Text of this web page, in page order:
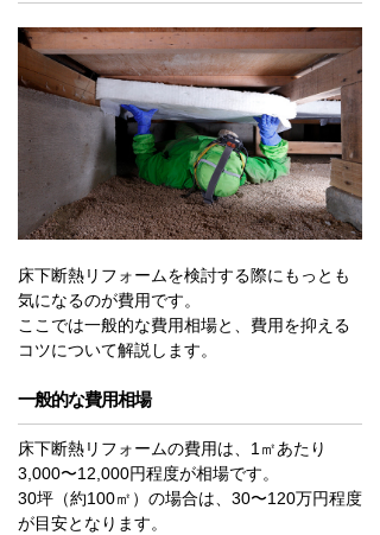
床下断熱リフォームを検討する際にもっとも
気になるのが費用です。
ここでは一般的な費用相場と、費用を抑える
コツについて解説します。
一般的な費用相場
床下断熱リフォームの費用は、1㎡あたり
3,000〜12,000円程度が相場です。
30坪（約100㎡）の場合は、30〜120万円程度
が目安となります。